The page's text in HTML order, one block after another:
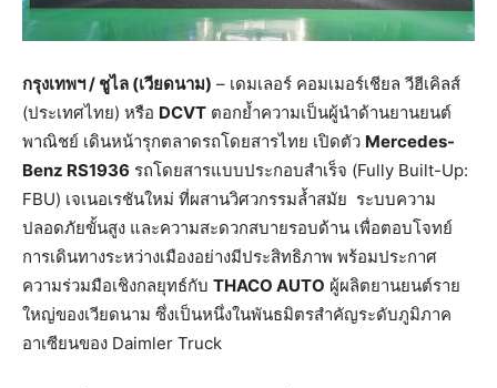
กรุงเทพฯ/ ชูไล (เวียดนาม) – เดมเลอร์ คอมเมอร์เชียล วีฮีเคิลส์
(ประเทศไทย) หรือ DCVT ตอกย้ำความเป็นผู้นำด้านยานยนต์
พาณิชย์ เดินหน้ารุกตลาดรถโดยสารไทย เปิดตัว Mercedes-
Benz RS1936 รถโดยสารแบบประกอบสำเร็จ (Fully Built-Up:
FBU) เจเนอเรชันใหม่ ที่ผสานวิศวกรรมล้ำสมัย ระบบความ
ปลอดภัยขั้นสูง และความสะดวกสบายรอบด้าน เพื่อตอบโจทย์
การเดินทางระหว่างเมืองอย่างมีประสิทธิภาพ พร้อมประกาศ
ความร่วมมือเชิงกลยุทธ์กับ THACO AUTO ผู้ผลิตยานยนต์ราย
ใหญ่ของเวียดนาม ซึ่งเป็นหนึ่งในพันธมิตรสำคัญระดับภูมิภาค
อาเซียนของ Daimler Truck